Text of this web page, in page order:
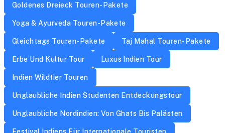
Goldenes Dreieck Touren-Pakete
Yoga & Ayurveda Touren-Pakete
Gleichtags Touren-Pakete Taj Mahal Touren-Pakete
Erbe Und Kultur Tour Luxus Indien Tour
Indien Wildtier Touren
Unglaubliche Indien Studenten Entdeckungstour
Unglaubliche Nordindien: Von Ghats Bis Palästen